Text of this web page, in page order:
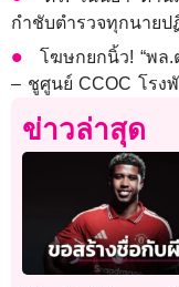
กำชับตำรวจทุกนาย
โฆษกยกนิ้ว! “พล.
– ชูศูนย์ CCOC โรง
ข่าวล่าสุด